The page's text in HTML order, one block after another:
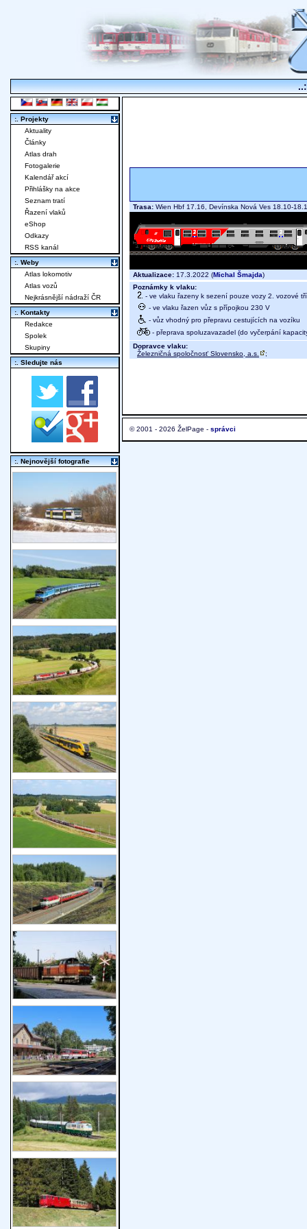
Trasa: Wien Hbf 17.16, Devínska Nová Ves 18.10-
Aktualizace: 17.3.2022 (Michal Šmajda)
Poznámky k vlaku:
- ve vlaku řazeny k sezení pouze vozy 2. vozové
- ve vlaku řazen vůz s přípojkou 230 V
- vůz vhodný pro přepravu cestujících na vozíku
- přeprava spoluzavazadel (do vyčerpání
Dopravce vlaku:
Železničná spoločnosť Slovensko, a.s.
;
© 2001 - 2026 ŽelPage - správci
:. Projekty
Aktuality
Články
Atlas drah
Fotogalerie
Kalendář akcí
Přihlášky na akce
Seznam tratí
Řazení vlaků
eShop
Odkazy
RSS kanál
:. Weby
Atlas lokomotiv
Atlas vozů
Nejkrásnější nádraží ČR
:. Kontakty
Redakce
Spolek
Skupiny
:. Sledujte nás
:. Nejnovější fotografie